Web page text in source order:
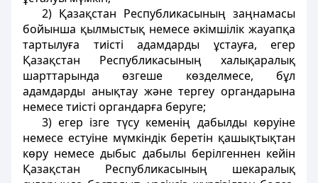
2) Қазақстан Республикасының заңнамасы
бойынша қылмыстық немесе әкiмшiлiк жауапқа
тартылуға тиiстi адамдарды ұстауға, егер
Қазақстан Республикасының халықаралық
шарттарында өзгеше көзделмесе, бұл
адамдарды анықтау және тергеу органдарына
немесе тиісті органдарға беруге;
3) егер iзге түсу кеменің дабылды көруiне
немесе естуiне мүмкiндiк беретiн қашықтықтан
көру немесе дыбыс дабылы берiлгеннен кейiн
Қазақстан Республикасының шекаралық